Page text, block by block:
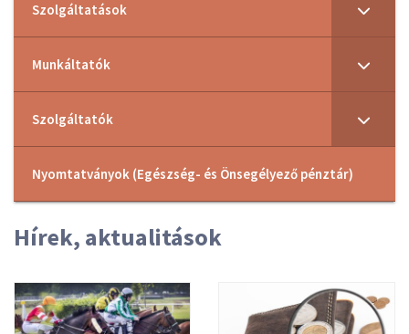
Szolgáltatások
Munkáltatók
Szolgáltatók
Nyomtatványok (Egészség- és Önsegélyező pénztár)
Hírek, aktualitások